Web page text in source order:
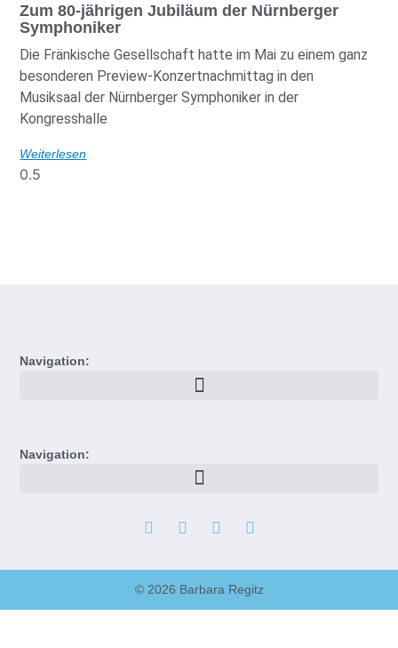
Zum 80-jährigen Jubiläum der Nürnberger
Symphoniker
Die Fränkische Gesellschaft hatte im Mai zu einem ganz
besonderen Preview-Konzertnachmittag in den
Musiksaal der Nürnberger Symphoniker in der
Kongresshalle
Weiterlesen
Navigation:
Navigation:
© 2026 Barbara Regitz